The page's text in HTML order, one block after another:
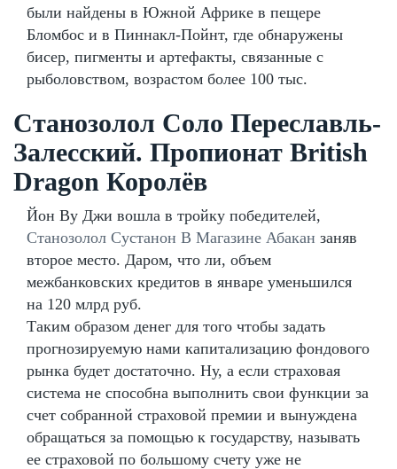
были найдены в Южной Африке в пещере
Бломбос и в Пиннакл-Пойнт, где обнаружены
бисер, пигменты и артефакты, связанные с
рыболовством, возрастом более 100 тыс.
Станозолол Соло Переславль-
Залесский. Пропионат British
Dragon Королёв
Йон Ву Джи вошла в тройку победителей,
Станозолол Сустанон В Магазине Абакан заняв
второе место. Даром, что ли, объем
межбанковских кредитов в январе уменьшился
на 120 млрд руб.
Таким образом денег для того чтобы задать
прогнозируемую нами капитализацию фондового
рынка будет достаточно. Ну, а если страховая
система не способна выполнить свои функции за
счет собранной страховой премии и вынуждена
обращаться за помощью к государству, называть
ее страховой по большому счету уже не